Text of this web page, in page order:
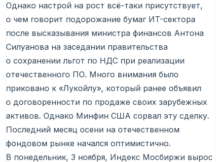
Однако настрой на рост всё-таки присутствует,
о чем говорит подорожание бумаг ИT-сектора
после высказывания министра финансов Антона
Силуанова на заседании правительства
о сохранении льгот по НДС при реализации
отечественного ПО. Много внимания было
приковано к «Лукойлу», который ранее объявил
о договоренности по продаже своих зарубежных
активов. Однако Минфин США сорвал эту сделку.
Последний месяц осени на отечественном
фондовом рынке начался оптимистично.
В понедельник, 3 ноября, Индекс Мосбиржи вырос